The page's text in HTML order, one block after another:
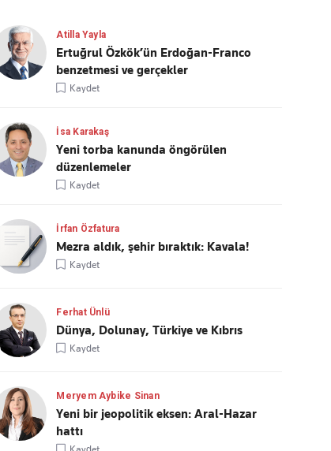
Atilla Yayla
Ertuğrul Özkök’ün Erdoğan-Franco
benzetmesi ve gerçekler
Kaydet
İsa Karakaş
Yeni torba kanunda öngörülen
düzenlemeler
Kaydet
İrfan Özfatura
Mezra aldık, şehir bıraktık: Kavala!
Kaydet
Ferhat Ünlü
Dünya, Dolunay, Türkiye ve Kıbrıs
Kaydet
Meryem Aybike Sinan
Yeni bir jeopolitik eksen: Aral-Hazar
hattı